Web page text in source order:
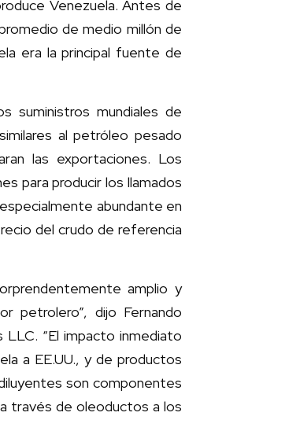
Venezuela. Antes de
de medio millón de
era la principal fuente de
suministros mundiales de
al petróleo pesado
las exportaciones. Los
para producir los llamados
abundante en
del crudo de referencia
amplio y
petrolero”, dijo Fernando
“El impacto inmediato
a EE.UU., y de productos
son componentes
través de oleoductos a los